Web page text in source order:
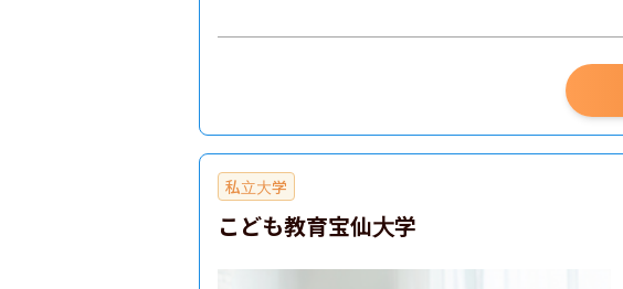
私立大学
こども教育宝仙大学